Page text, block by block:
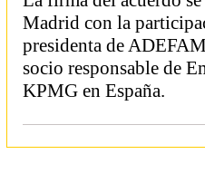
Madrid con la
presidenta de
socio responsable de
KPMG en España.